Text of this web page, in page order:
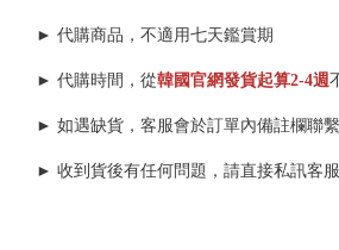
► 代購商品，不適用七天鑑賞期
► 代購時間，從韓國官網發貨起算2-4週
► 如遇缺貨，客服會於訂單內備註欄聯
► 收到貨後有任何問題，請直接私訊客